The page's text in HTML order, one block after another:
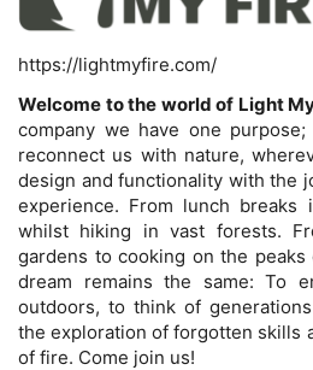
https://lightmyfire.com/
Welcome to the world of Light
company we have one
reconnect us with nature,
design and functionality with the
experience. From lunch breaks
whilst hiking in vast forests.
gardens to cooking on the
dream remains the same: To
outdoors, to think of
the exploration of forgotten skills
of fire. Come join us!